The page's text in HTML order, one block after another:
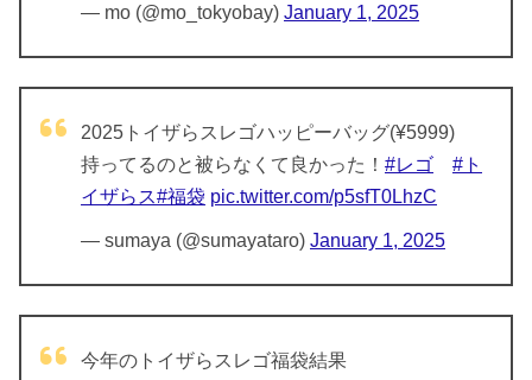
— mo (@mo_tokyobay) January 1, 2025
2025トイザらスレゴハッピーバッグ(¥5999)
持ってるのと被らなくて良かった！ #レゴ
#ト
イザらス#福袋 pic.twitter.com/p5sfT0LhzC
— sumaya (@sumayataro) January 1, 2025
今年のトイザらスレゴ福袋結果